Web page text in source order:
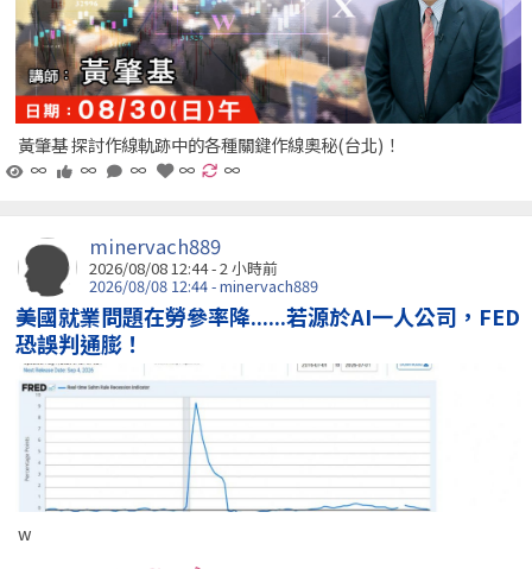
黃肇基 探討作線軌跡中的各種關鍵作線奧秘(台北)！
∞
∞ ∞ ∞ ∞
minervach889
2026/08/08 12:44 -2 小時前
2026/08/08 12:44 - minervach889
美國就業問題在勞參率降......若源於AI一人公司，FED
恐誤判通膨！
w